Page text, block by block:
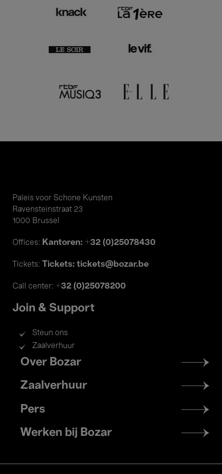
Paleis voor Schone Kunsten
Ravensteinstraat 23
1000 Brussel
Offices: Kantoren: +32 (0)25078430
Tickets: Tickets: tickets@bozar.be
Call center: +32 (0)25078200
Join & Support
Steun ons
Zaalverhuur
Footer
menu
Over Bozar
Zaalverhuur
Pers
Werken bij Bozar